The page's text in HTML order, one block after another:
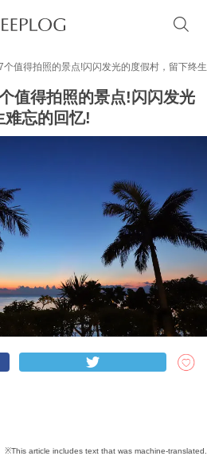
个值得拍照的景点!闪闪发光的度假村，留下终
值得拍照的景点!闪闪发光
难忘的回忆!